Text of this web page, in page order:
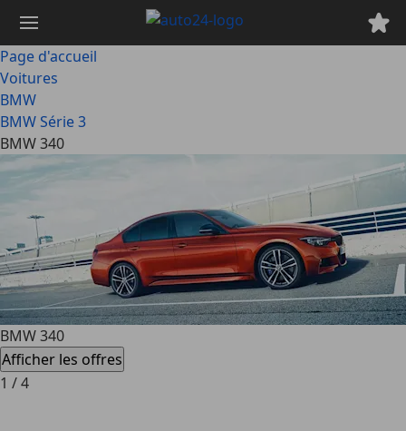
contenu
principal
Page d'accueil
Voitures
BMW
BMW Série 3
BMW 340
BMW 340
Afficher les offres
1 /4